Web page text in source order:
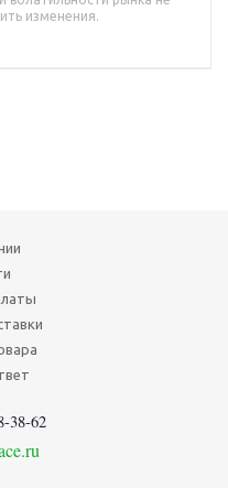
изменения.
38-62